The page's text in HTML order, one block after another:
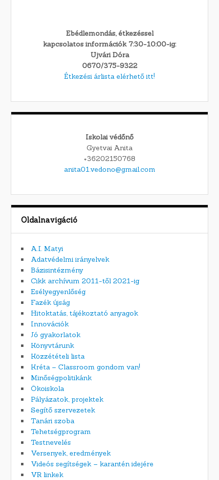
Ebédlemondás, étkezéssel
kapcsolatos információk 7:30-10:00-ig:
Ujvári Dóra
0670/375-9322
Étkezési árlista elérhető itt!
Iskolai védőnő
Gyetvai Anita
+36202150768
anita01.vedono@gmail.com
Oldalnavigáció
A.I. Matyi
Adatvédelmi irányelvek
Bázisintézmény
Cikk archívum 2011-től 2021-ig
Esélyegyenlőség
Fazék újság
Hitoktatás, tájékoztató anyagok
Innovációk
Jó gyakorlatok
Könyvtárunk
Közzétételi lista
Kréta – Classroom gondom van!
Minőségpolitikánk
Ökoiskola
Pályázatok, projektek
Segítő szervezetek
Tanári szoba
Tehetségprogram
Testnevelés
Versenyek, eredmények
Videós segítségek – karantén idejére
VR linkek